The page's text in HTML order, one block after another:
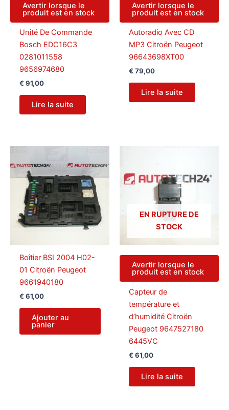
Avertir lorsque le
produit est en stock
Unité De Commande
Bosch EDC16C3
0281011558
9656974680
€ 91,00
Lire la suite
Avertir lorsque le
produit est en stock
Autoradio Avec CD
MP3 Citroën Peugeot
96643698XT00
€ 79,00
Lire la suite
Boîtier BSI 2004 H02-
01 Citroën Peugeot
9661940180
€ 61,00
Ajouter au
panier
EN RUPTURE DE
STOCK
Avertir lorsque le
produit est en stock
Capteur de
température et
d’humidité Citroën
Peugeot 9647527180
6445VC
€ 61,00
Lire la suite